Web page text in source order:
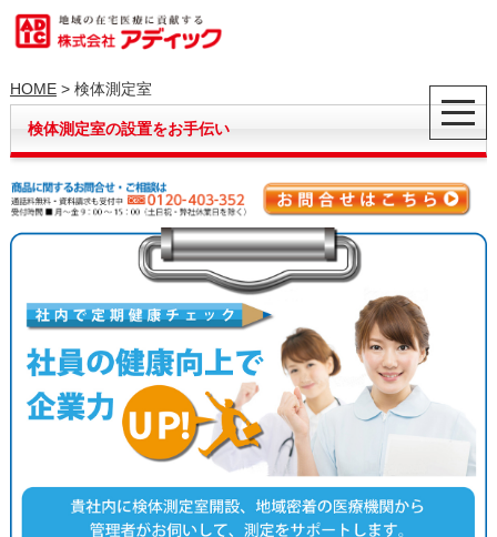
HOME> 検体測定室
検体測定室の設置をお手伝い